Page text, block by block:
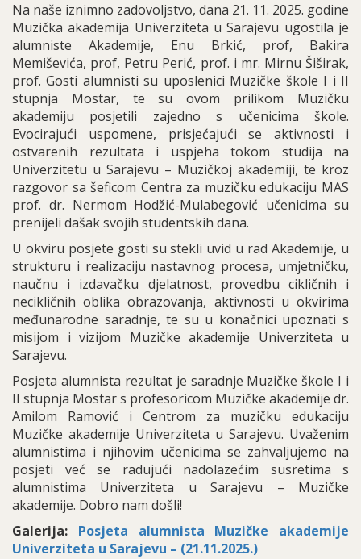
Na naše iznimno zadovoljstvo, dana 21. 11. 2025. godine
Muzička akademija Univerziteta u Sarajevu ugostila je
alumniste Akademije, Enu Brkić, prof, Bakira
Memiševića, prof, Petru Perić, prof. i mr. Mirnu Šiširak,
prof. Gosti alumnisti su uposlenici Muzičke škole I i II
stupnja Mostar, te su ovom prilikom Muzičku
akademiju posjetili zajedno s učenicima škole.
Evocirajući uspomene, prisjećajući se aktivnosti i
ostvarenih rezultata i uspjeha tokom studija na
Univerzitetu u Sarajevu – Muzičkoj akademiji, te kroz
razgovor sa šeficom Centra za muzičku edukaciju MAS
prof. dr. Nermom Hodžić-Mulabegović učenicima su
prenijeli dašak svojih studentskih dana.
U okviru posjete gosti su stekli uvid u rad Akademije, u
strukturu i realizaciju nastavnog procesa, umjetničku,
naučnu i izdavačku djelatnost, provedbu cikličnih i
necikličnih oblika obrazovanja, aktivnosti u okvirima
međunarodne saradnje, te su u konačnici upoznati s
misijom i vizijom Muzičke akademije Univerziteta u
Sarajevu.
Posjeta alumnista rezultat je saradnje Muzičke škole I i
II stupnja Mostar s profesoricom Muzičke akademije dr.
Amilom Ramović i Centrom za muzičku edukaciju
Muzičke akademije Univerziteta u Sarajevu. Uvaženim
alumnistima i njihovim učenicima se zahvaljujemo na
posjeti već se radujući nadolazećim susretima s
alumnistima Univerziteta u Sarajevu – Muzičke
akademije. Dobro nam došli!
Galerija: Posjeta alumnista Muzičke akademije
Univerziteta u Sarajevu – (21.11.2025.)